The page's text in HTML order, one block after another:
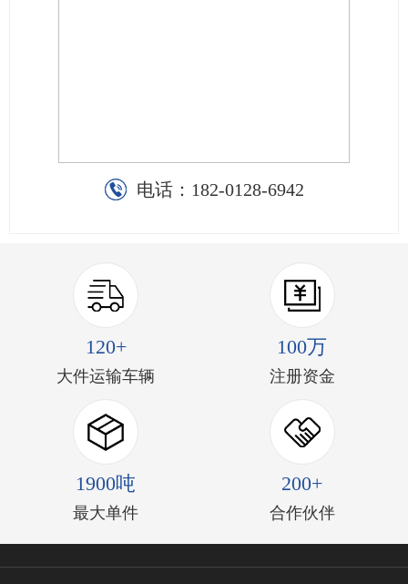
电话： 182-0128-6942
120+
大件运输车辆
100万
注册资金
1900吨
最大单件
200+
合作伙伴